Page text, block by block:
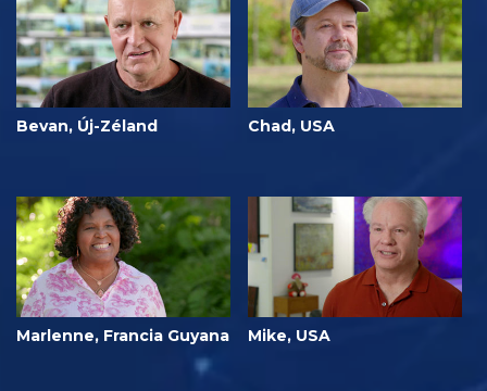
Bevan, Új-Zéland Chad, USA
Marlenne, Francia Guyana Mike, USA